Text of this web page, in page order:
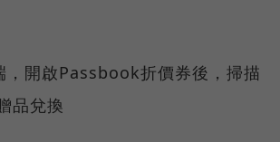
，開啟Passbook折價券後，掃描
品兌換